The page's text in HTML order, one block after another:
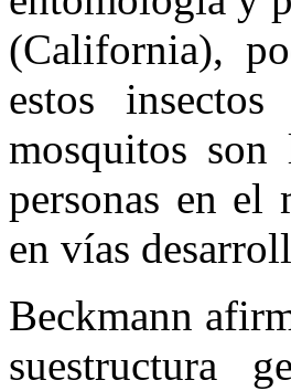
(California),
estos
mosquitos
personas en el
en vías
Beckmann
suestructura